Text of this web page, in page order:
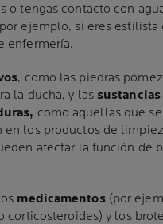
o tengas contacto con
ejemplo, si eres estilista
enfermería.
, como las piedras
la ducha, y las sustancias
como aquellas que se
en los productos de
afectar la función de
medicamentos (por
corticosteroides) y los